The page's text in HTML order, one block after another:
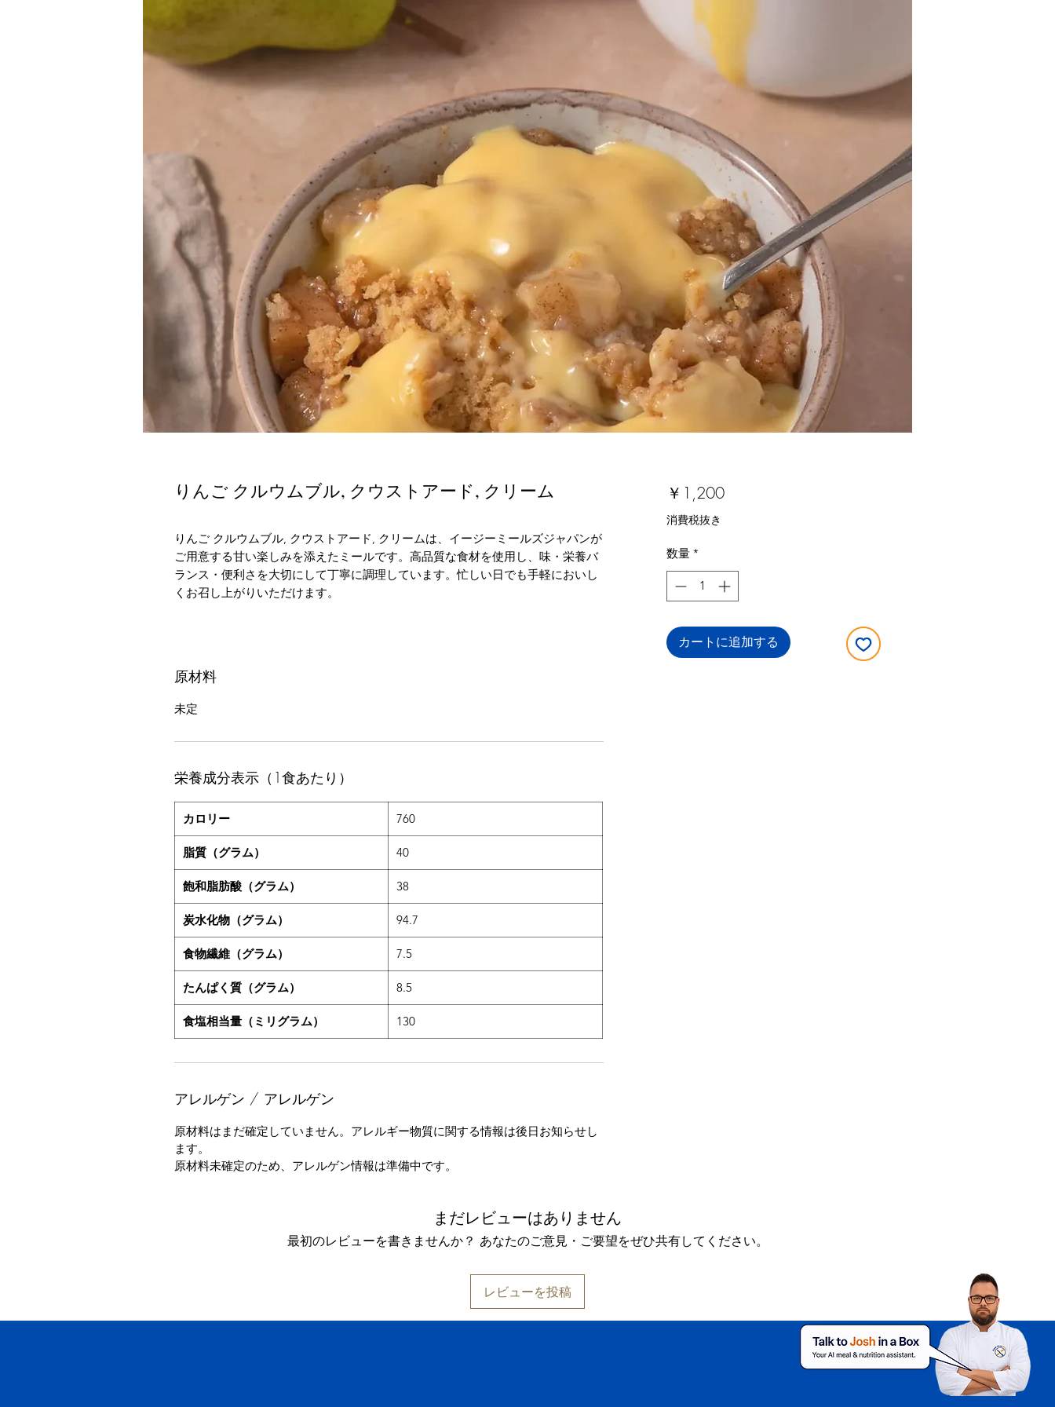
りんご クルウムブル, クウストアード, クリーム
りんご クルウムブル, クウストアード, クリームは、イージーミールズジャパンが
ご用意する甘い楽しみを添えたミールです。高品質な食材を使用し、味・栄養バ
ランス・便利さを大切にして丁寧に調理しています。忙しい日でも手軽においし
くお召し上がりいただけます。
原材料
未定
栄養成分表示（1食あたり）
カロリー 760
脂質（グラム） 40
飽和脂肪酸（グラム） 38
炭水化物（グラム） 94.7
食物繊維（グラム） 7.5
たんぱく質（グラム） 8.5
食塩相当量（ミリグラム） 130
アレルゲン / アレルゲン
原材料はまだ確定していません。アレルギー物質に関する情報は後日お知らせし
ます。
原材料未確定のため、アレルゲン情報は準備中です。
￥1,200価
消費税抜き
数量 *
カートに追加する
まだレビューはありません
最初のレビューを書きませんか？ あなたのご意見・ご要望をぜひ共有してください。
レビューを投稿